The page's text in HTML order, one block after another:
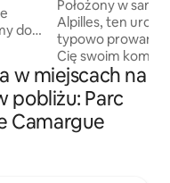
do
się
Położony w
Alpilles, ten
typowo
Cię swoim
kawałek raju w
MAS. Położony
gospodarstwa
łąkami tak
w miejscach na
pobliżu: Parc
Camargue